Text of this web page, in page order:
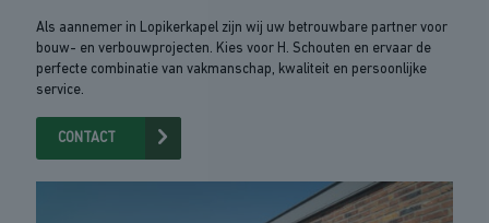
Als aannemer in Lopikerkapel zijn wij uw betrouwbare partner voor
bouw- en verbouwprojecten. Kies voor H. Schouten en ervaar de
perfecte combinatie van vakmanschap, kwaliteit en persoonlijke
service.
CONTACT